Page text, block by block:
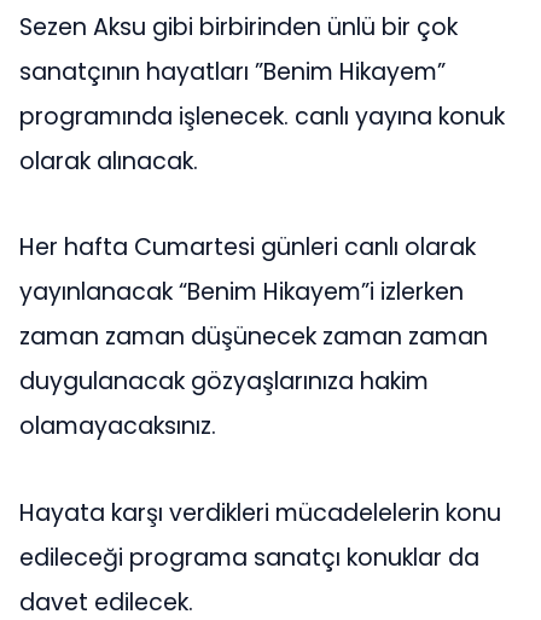
Sezen Aksu gibi birbirinden ünlü bir çok
sanatçının hayatları ”Benim Hikayem”
programında işlenecek. canlı yayına konuk
olarak alınacak.
Her hafta Cumartesi günleri canlı olarak
yayınlanacak “Benim Hikayem”i izlerken
zaman zaman düşünecek zaman zaman
duygulanacak gözyaşlarınıza hakim
olamayacaksınız.
Hayata karşı verdikleri mücadelelerin konu
edileceği programa sanatçı konuklar da
davet edilecek.